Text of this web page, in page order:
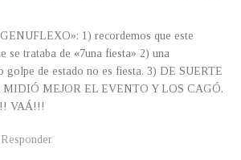
1) recordemos que este
se trataba de «7una fiesta» 2) una
golpe de estado no es fiesta. 3) DE SUERTE
MEJOR EL EVENTO Y LOS CAGÓ.
VAÁ!!!
Responder